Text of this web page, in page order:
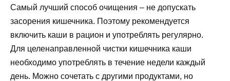
Самый лучший способ очищения – не допускать
засорения кишечника. Поэтому рекомендуется
включить каши в рацион и употреблять регулярно.
Для целенаправленной чистки кишечника каши
необходимо употреблять в течение недели каждый
день. Можно сочетать с другими продуктами, но